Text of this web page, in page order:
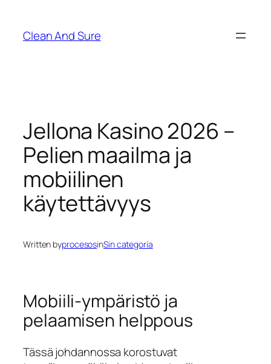
content
Clean And Sure
Jellona Kasino 2026 –
Pelien maailma ja
mobiilinen
käytettävyys
Written byprocesosinSin categoría
Mobiili-ympäristö ja
pelaamisen helppous
Tässä johdannossa korostuvat